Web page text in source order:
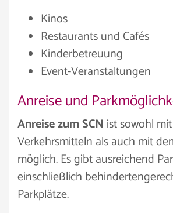
Kinos
Restaurants und Cafés
Kinderbetreuung
Event-Veranstaltungen
Anreise und
Anreise zum SCN ist sowohl
Verkehrsmitteln als auch mit
möglich. Es gibt ausreichend
einschließlich
Parkplätze.